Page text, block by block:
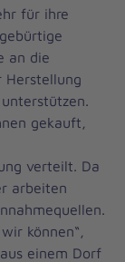
für ihre
an die
Herstellung
gekauft,
verteilt. Da
arbeiten
können“,
einem Dorf